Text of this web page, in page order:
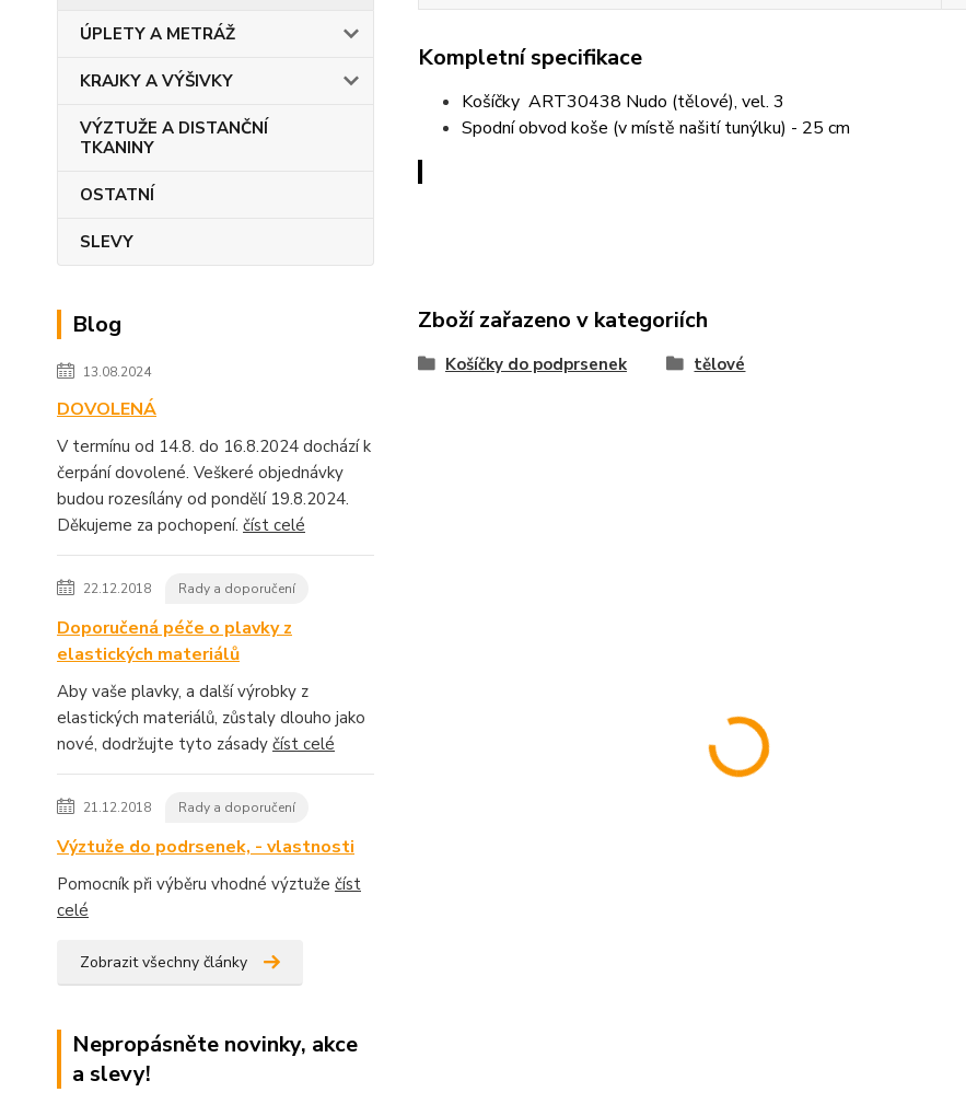
ÚPLETY A METRÁŽ
KRAJKY A VÝŠIVKY
VÝZTUŽE A DISTANČNÍ
TKANINY
OSTATNÍ
SLEVY
Blog
13.08.2024
DOVOLENÁ
V termínu od 14.8. do 16.8.2024 dochází k
čerpání dovolené. Veškeré objednávky
budou rozesílány od pondělí 19.8.2024.
Děkujeme za pochopení. číst celé
22.12.2018 Rady a doporučení
Doporučená péče o plavky z
elastických materiálů
Aby vaše plavky, a další výrobky z
elastických materiálů, zůstaly dlouho jako
nové, dodržujte tyto zásady číst celé
21.12.2018 Rady a doporučení
Výztuže do podrsenek, - vlastnosti
Pomocník při výběru vhodné výztuže číst
celé
Zobrazit všechny články
Nepropásněte novinky, akce
a slevy!
Kompletní specifikace
Košíčky ART30438 Nudo (tělové), vel. 3
Spodní obvod koše (v místě našití tunýlku) - 25 cm
Zboží zařazeno v kategoriích
Košíčky do podprsenek tělové